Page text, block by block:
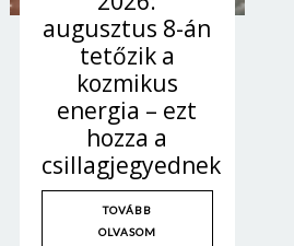
augusztus 8-án
tetőzik a
kozmikus
energia – ezt
hozza a
csillagjegyednek
TOVÁBB
OLVASOM